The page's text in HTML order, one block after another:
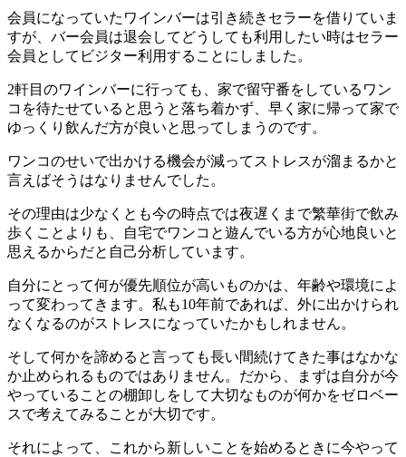
会員になっていたワインバーは引き続きセラーを借りていま
すが、バー会員は退会してどうしても利用したい時はセラー
会員としてビジター利用することにしました。
2軒目のワインバーに行っても、家で留守番をしているワン
コを待たせていると思うと落ち着かず、早く家に帰って家で
ゆっくり飲んだ方が良いと思ってしまうのです。
ワンコのせいで出かける機会が減ってストレスが溜まるかと
言えばそうはなりませんでした。
その理由は少なくとも今の時点では夜遅くまで繁華街で飲み
歩くことよりも、自宅でワンコと遊んでいる方が心地良いと
思えるからだと自己分析しています。
自分にとって何が優先順位が高いものかは、年齢や環境によ
って変わってきます。私も10年前であれば、外に出かけられ
なくなるのがストレスになっていたかもしれません。
そして何かを諦めると言っても長い間続けてきた事はなかな
か止められるものではありません。だから、まずは自分が今
やっていることの棚卸しをして大切なものが何かをゼロベー
スで考えてみることが大切です。
それによって、これから新しいことを始めるときに今やって